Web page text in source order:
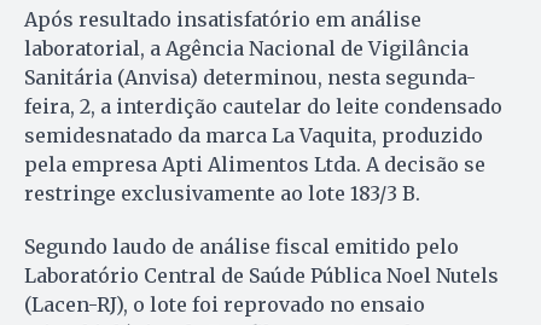
Após resultado insatisfatório em análise
laboratorial, a Agência Nacional de Vigilância
Sanitária (Anvisa) determinou, nesta segunda-
feira, 2, a interdição cautelar do leite condensado
semidesnatado da marca La Vaquita, produzido
pela empresa Apti Alimentos Ltda. A decisão se
restringe exclusivamente ao lote 183/3 B.
Segundo laudo de análise fiscal emitido pelo
Laboratório Central de Saúde Pública Noel Nutels
(Lacen-RJ), o lote foi reprovado no ensaio